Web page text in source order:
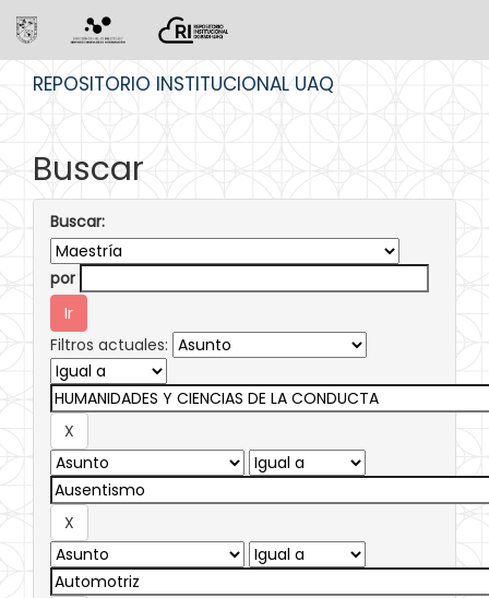
REPOSITORIO INSTITUCIONAL UAQ
Buscar
Buscar:
por
Filtros actuales: